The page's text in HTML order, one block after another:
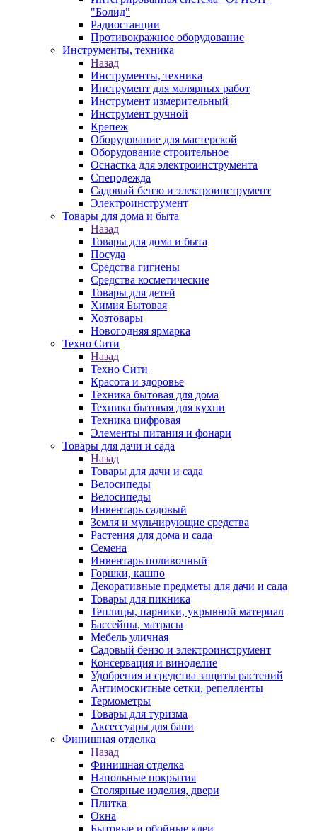
"Болид"
Радиостанции
Противокражное оборудование
Инструменты, техника
Назад
Инструменты, техника
Инструмент для малярных работ
Инструмент измерительный
Инструмент ручной
Крепеж
Оборудование для мастерской
Оборудование строительное
Оснастка для электроинструмента
Спецодежда
Садовый бензо и электроинструмент
Электроинструмент
Товары для дома и быта
Назад
Товары для дома и быта
Посуда
Средства гигиены
Средства косметические
Товары для детей
Химия Бытовая
Хозтовары
Новогодняя ярмарка
Техно Сити
Назад
Техно Сити
Красота и здоровье
Техника бытовая для дома
Техника бытовая для кухни
Техника цифровая
Элементы питания и фонари
Товары для дачи и сада
Назад
Товары для дачи и сада
Велосипеды
Велосипеды
Инвентарь садовый
Земля и мульчирующие средства
Растения для дома и сада
Семена
Инвентарь поливочный
Горшки, кашпо
Декоративные предметы для дачи и сада
Товары для пикника
Теплицы, парники, укрывной материал
Бассейны, матрасы
Мебель уличная
Садовый бензо и электроинструмент
Консервация и виноделие
Удобрения и средства защиты растений
Антимоскитные сетки, репелленты
Термометры
Товары для туризма
Аксессуары для бани
Финишная отделка
Назад
Финишная отделка
Напольные покрытия
Столярные изделия, двери
Плитка
Окна
Бытовые и обойные клеи